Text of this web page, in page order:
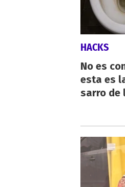
HACKS
No es
esta es
sarro de